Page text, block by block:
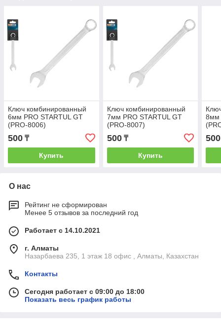
Ключ комбинированный
6мм PRO STARTUL GT
(PRO-8006)
500 ₸
Купить
Ключ комбинированный
7мм PRO STARTUL GT
(PRO-8007)
500₸
Купить
8мм
500
О нас
Рейтинг не сформирован
Менее 5 отзывов за последний год
Работает с 14.10.2021
г. Алматы
Назарбаева 235, 1 этаж 18 офис , Алматы, Казахстан
Контакты
Сегодня работает с 09:00 до 18:00
Показать весь график работы